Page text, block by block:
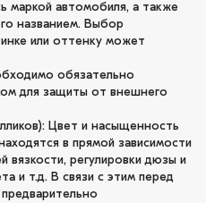
маркой автомобиля, а также
названием. Выбор
или оттенку может
обязательно
для защиты от внешнего
Цвет и насыщенность
в прямой зависимости
вязкости, регулировки дюзы и
и т.д. В связи с этим перед